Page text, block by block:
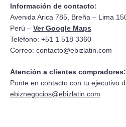
Información de contacto:
Avenida Arica 785, Breña – Lima
Perú – Ver Google Maps
Teléfono: +51 1 518 3360
Correo: contacto@ebizlatin.com
Atención a clientes compradores:
Ponte en contacto con tu ejecutivo
ebiznegocios@ebizlatin.com